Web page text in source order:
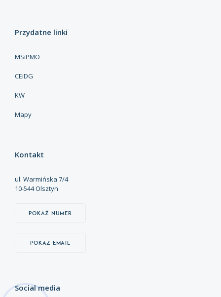
Przydatne linki
MSiPMO
CEiDG
KW
Mapy
Kontakt
ul. Warmińska 7/4
10-544 Olsztyn
Pokaż numer
Pokaż email
Social media